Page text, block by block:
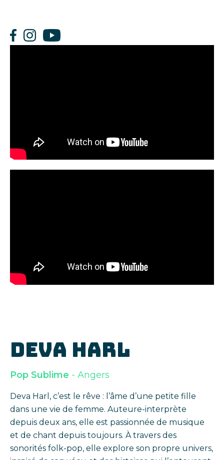
DEVA HARL
Pop Sublime - Angers
Deva Harl, c’est le rêve : l’âme d’une petite fille
dans une vie de femme. Auteure-interprète
depuis deux ans, elle est passionnée de musique
et de chant depuis toujours. À travers des
sonorités folk-pop, elle explore son propre univers,